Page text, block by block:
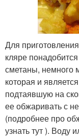
Для
кляре
сметаны, немного
которая и
подтаявшую на
ее обжаривать с
(подробнее про
узнать тут ). Воду